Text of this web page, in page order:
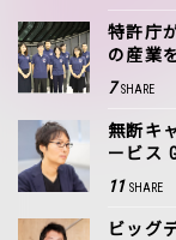
特許庁
の産業
7 SHARE
無断キ
ービス
11 SHARE
ビッグ